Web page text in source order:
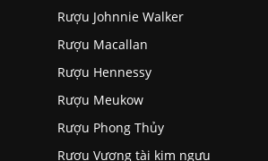
Rượu Johnnie Walker
Rượu Macallan
Rượu Hennessy
Rượu Meukow
Rượu Phong Thủy
Rượu Vương tài kim ngưu